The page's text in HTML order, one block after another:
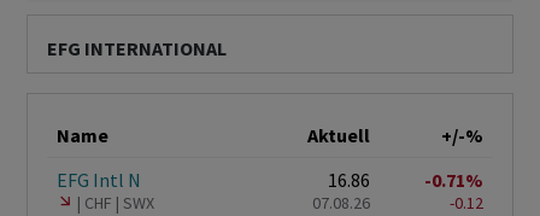
EFG INTERNATIONAL
Name Aktuell
+/-%
EFG Intl N
CHF SWX
16.86
07.08.26
-0.71%
-0.12